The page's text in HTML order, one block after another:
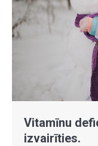
Vitamīnu
izvairīties.